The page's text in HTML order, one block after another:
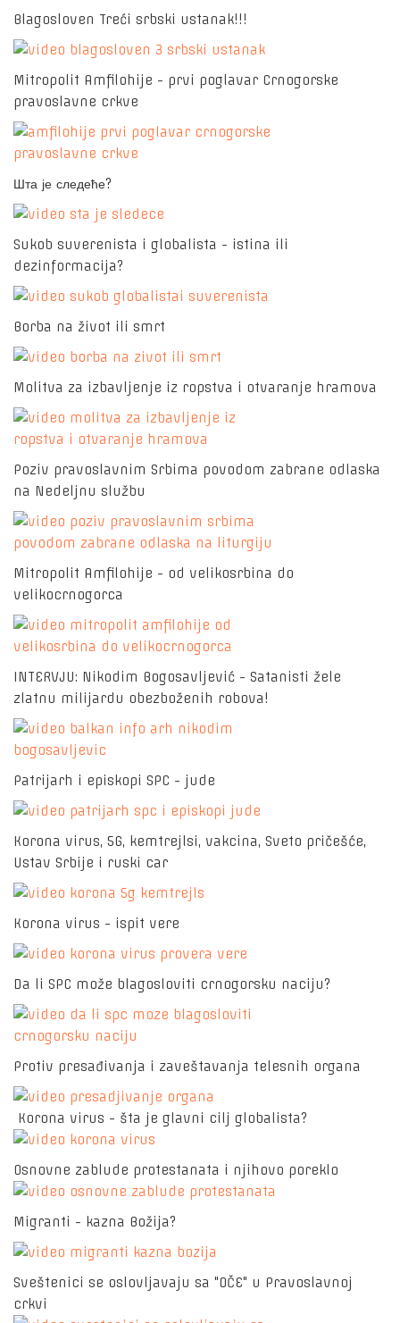
Blagosloven Treći srbski ustanak!!!
Mitropolit Amfilohije - prvi poglavar Crnogorske
pravoslavne crkve
Шта је следеће?
Sukob suverenista i globalista - istina ili
dezinformacija?
Borba na život ili smrt
Molitva za izbavljenje iz ropstva i otvaranje hramova
Poziv pravoslavnim Srbima povodom zabrane odlaska
na Nedeljnu službu
Mitropolit Amfilohije - od velikosrbina do
velikocrnogorca
INTERVJU: Nikodim Bogosavljević - Satanisti žele
zlatnu milijardu obezboženih robova!
Patrijarh i episkopi SPC - jude
Korona virus, 5G, kemtrejlsi, vakcina, Sveto pričešće,
Ustav Srbije i ruski car
Korona virus - ispit vere
Da li SPC može blagosloviti crnogorsku naciju?
Protiv presađivanja i zaveštavanja telesnih organa
Korona virus - šta je glavni cilj globalista?
Osnovne zablude protestanata i njihovo poreklo
Migranti - kazna Božija?
Sveštenici se oslovljavaju sa "OČE" u Pravoslavnoj
crkvi